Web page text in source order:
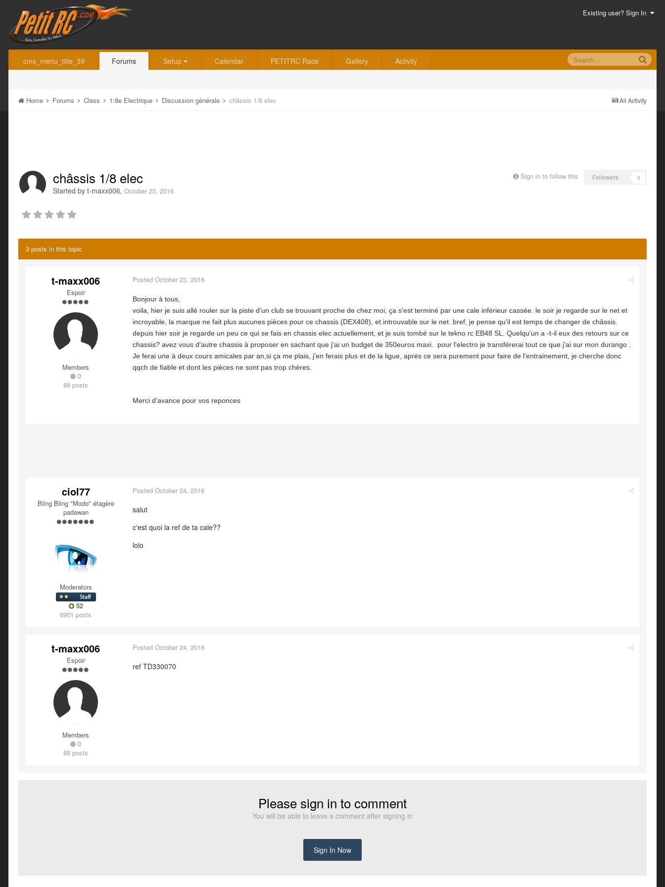
Existing user? Sign In
cms_menu_title_39 Forums Setup Calendar PETITRC Race Gallery Activity
All Activity
Home Forums Class 1:8e Electrique Discussion générale châssis 1/8 elec
Sign in to follow this Followers 0
châssis 1/8 elec
Started by t-maxx006, October 23, 2016
3 posts in this topic
t-maxx006
Espoir
Members
0
88 posts
Posted October 23, 2016
Bonjour à tous,
voila, hier je suis allé rouler sur la piste d'un club se trouvant proche de chez moi, ça s'est terminé par une cale inférieur cassée. le soir je regarde sur le net et
incroyable, la marque ne fait plus aucunes pièces pour ce chassis (DEX408), et introuvable sur le net. bref, je pense qu'il est temps de changer de châssis.
depuis hier soir je regarde un peu ce qui se fais en chassis elec actuellement, et je suis tombé sur le tekno rc EB48 SL. Quelqu'un a -t-il eux des retours sur ce
chassis? avez vous d'autre chassis à proposer en sachant que j'ai un budget de 350euros maxi. pour l'electro je transférerai tout ce que j'ai sur mon durango .
Je ferai une à deux cours amicales par an,si ça me plais, j'en ferais plus et de la ligue, après ce sera purement pour faire de l'entrainement, je cherche donc
qqch de fiable et dont les pièces ne sont pas trop chères.
Merci d'avance pour vos reponces
ciol77
Bling Bling "Modo" étagère
padawan
Moderators
52
6901 posts
Posted October 24, 2016
salut
c'est quoi la ref de ta cale??
lolo
t-maxx006
Espoir
Members
0
88 posts
Posted October 24, 2016
ref TD330070
Please sign in to comment
You will be able to leave a comment after signing in
Sign In Now